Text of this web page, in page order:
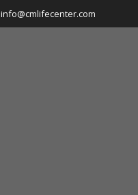
info@cmlifecenter.com